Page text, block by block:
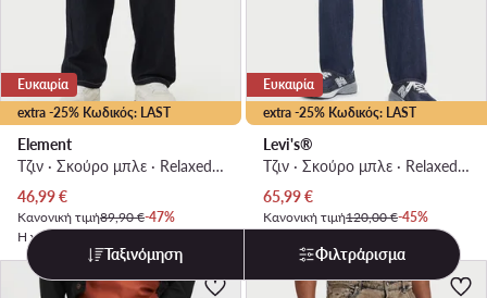
extra -25% Κωδικός: LAST
Ευκαιρία
Element
Τζιν · Σκούρο μπλε · Relaxed Fit
Τρέχουσα τιμή
46,99€
Κανονική τιμή89,90 €-47%
Η χαμηλότερη τιμή
extra -25% Κωδικός: LAST
Ευκαιρία
Levi's®
Τζιν · Σκούρο μπλε · Relaxed Fit
Τρέχουσα τιμή
65,99€
Κανονική τιμή120,00 €-45%
-7%
Ταξινόμηση Φιλτράρισμα